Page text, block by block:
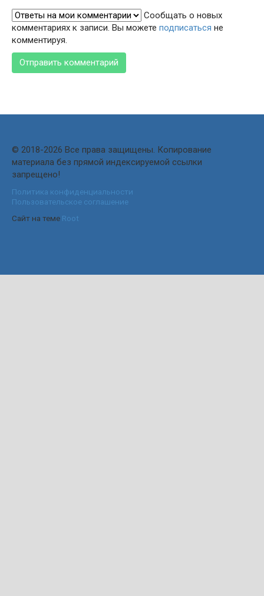
Сообщать о новых
комментариях к записи. Вы можете подписаться не
комментируя.
© 2018-2026 Все права защищены. Копирование
материала без прямой индексируемой ссылки
запрещено!
Политика конфиденциальности
Пользовательское соглашение
Сайт на теме Root